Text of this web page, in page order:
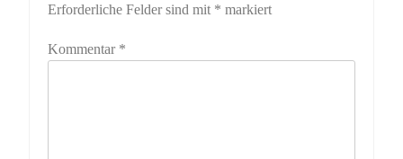
Erforderliche Felder sind mit * markiert
Kommentar *